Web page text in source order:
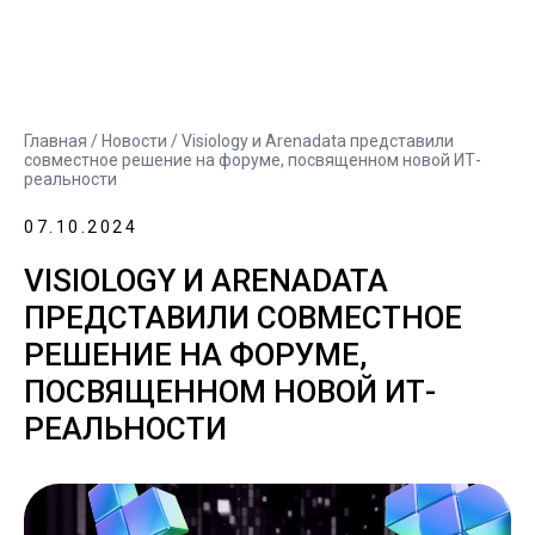
Главная / Новости / Visiology и Arenadata представили
совместное решение на форуме, посвященном новой ИТ-
реальности
07.10.2024
VISIOLOGY И ARENADATA
ПРЕДСТАВИЛИ СОВМЕСТНОЕ
РЕШЕНИЕ НА ФОРУМЕ,
ПОСВЯЩЕННОМ НОВОЙ ИТ-
РЕАЛЬНОСТИ